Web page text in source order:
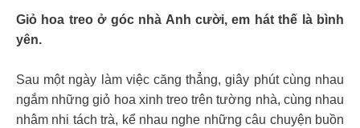
Giỏ hoa treo ở góc nhà Anh cười, em hát thế là bình
yên.
Sau một ngày làm việc căng thẳng, giây phút cùng nhau
ngắm những giỏ hoa xinh treo trên tường nhà, cùng nhau
nhâm nhi tách trà, kể nhau nghe những câu chuyện buồn